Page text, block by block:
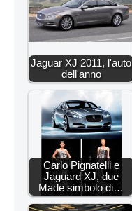
Jaguar XJ 2011, l'auto
dell'anno
Carlo Pignatelli e
Jaguard XJ, due
Made simbolo di…